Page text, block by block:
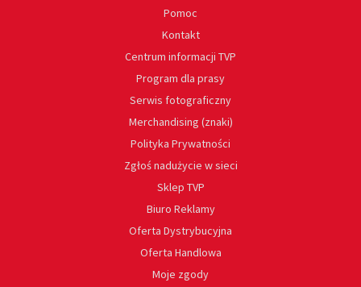
Pomoc
Kontakt
Centrum informacji TVP
Program dla prasy
Serwis fotograficzny
Merchandising (znaki)
Polityka Prywatności
Zgłoś nadużycie w sieci
Sklep TVP
Biuro Reklamy
Oferta Dystrybucyjna
Oferta Handlowa
Moje zgody